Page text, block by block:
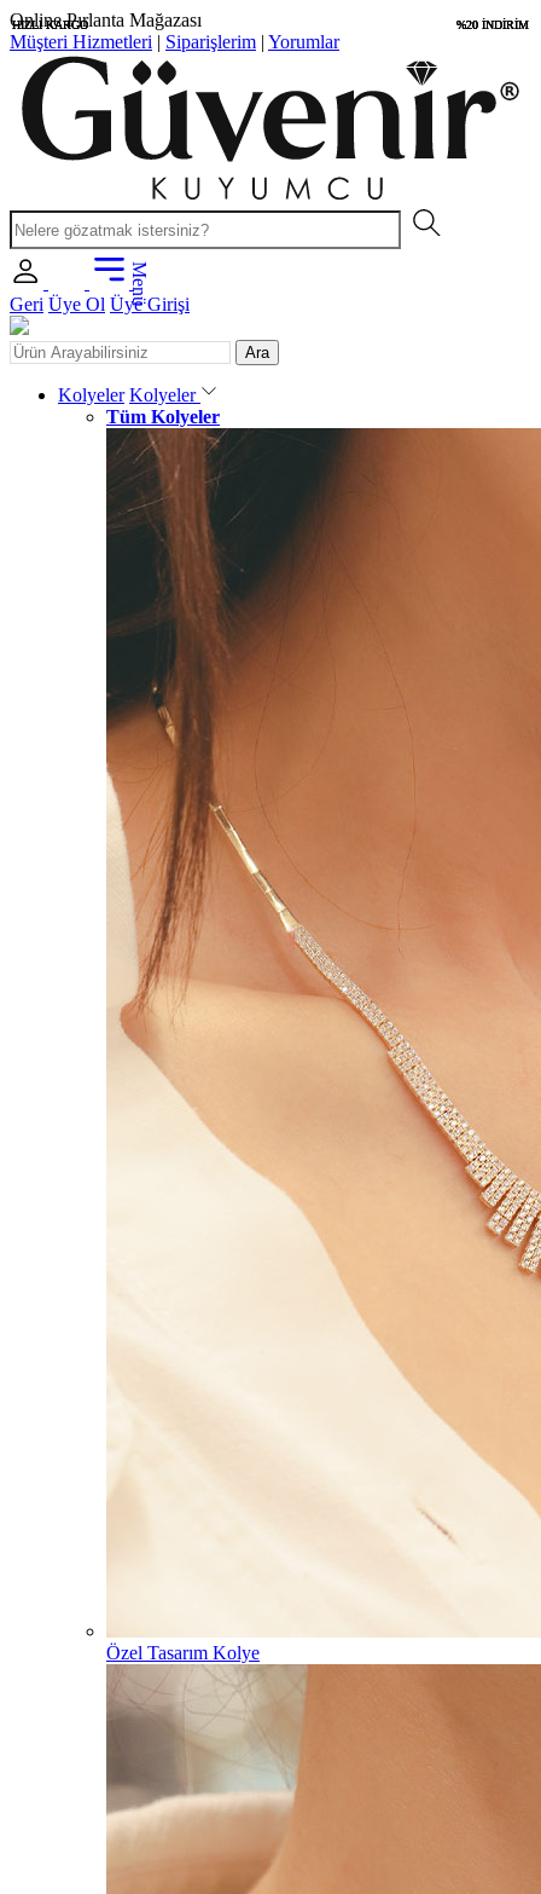
Uygun Fiyatlar
Müşteri Hizmetleri | Siparişlerim | Yorumlar
Menü
Geri Üye Ol Üye Girişi
Ara
Kolyeler Kolyeler
Tüm Kolyeler
Özel Tasarım Kolye
HIZLI KARGO %20 İNDİRİM
HIZLI KARGO %20 İNDİRİM
HIZLI KARGO %20 İNDİRİM
HIZLI KARGO %20 İNDİRİM